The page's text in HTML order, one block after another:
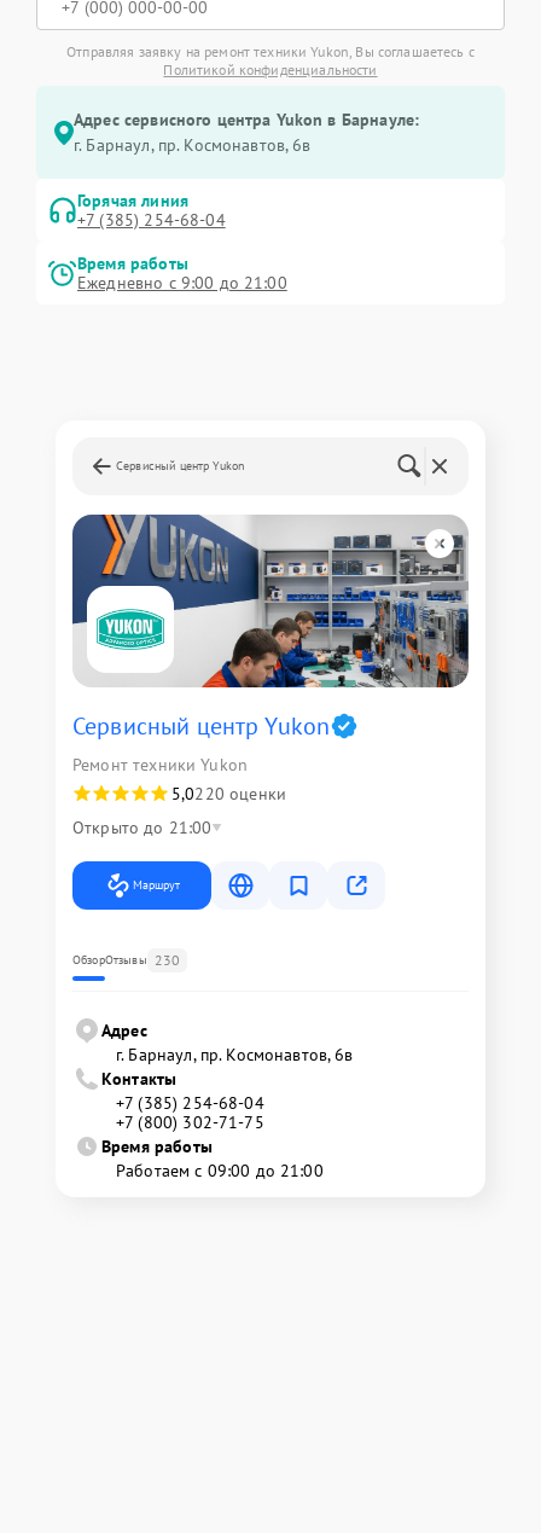
Отправляя заявку на ремонт техники Yukon, Вы соглашаетесь с
Политикой конфиденциальности
Адрес сервисного центра Yukon в Барнауле:
г. Барнаул, ​пр. Космонавтов, 6в
Горячая линия
+7 (385) 254-68-04
Время работы
Ежедневно с 9:00 до 21:00
Сервисный центр Yukon
Сервисный центр Yukon
Ремонт техники Yukon
5,0220 оценки
Открыто до 21:00
Маршрут
ОбзорОтзывы 230
Адрес
г. Барнаул, ​пр. Космонавтов, 6в
Контакты
+7 (385) 254-68-04
+7 (800) 302-71-75
Время работы
Работаем с 09:00 до 21:00